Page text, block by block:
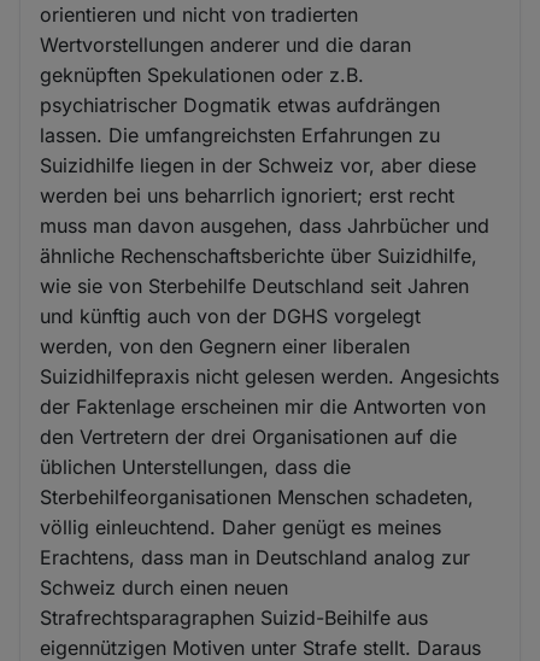
orientieren und nicht von tradierten
Wertvorstellungen anderer und die daran
geknüpften Spekulationen oder z.B.
psychiatrischer Dogmatik etwas aufdrängen
lassen. Die umfangreichsten Erfahrungen zu
Suizidhilfe liegen in der Schweiz vor, aber diese
werden bei uns beharrlich ignoriert; erst recht
muss man davon ausgehen, dass Jahrbücher und
ähnliche Rechenschaftsberichte über Suizidhilfe,
wie sie von Sterbehilfe Deutschland seit Jahren
und künftig auch von der DGHS vorgelegt
werden, von den Gegnern einer liberalen
Suizidhilfepraxis nicht gelesen werden. Angesichts
der Faktenlage erscheinen mir die Antworten von
den Vertretern der drei Organisationen auf die
üblichen Unterstellungen, dass die
Sterbehilfeorganisationen Menschen schadeten,
völlig einleuchtend. Daher genügt es meines
Erachtens, dass man in Deutschland analog zur
Schweiz durch einen neuen
Strafrechtsparagraphen Suizid-Beihilfe aus
eigennützigen Motiven unter Strafe stellt. Daraus